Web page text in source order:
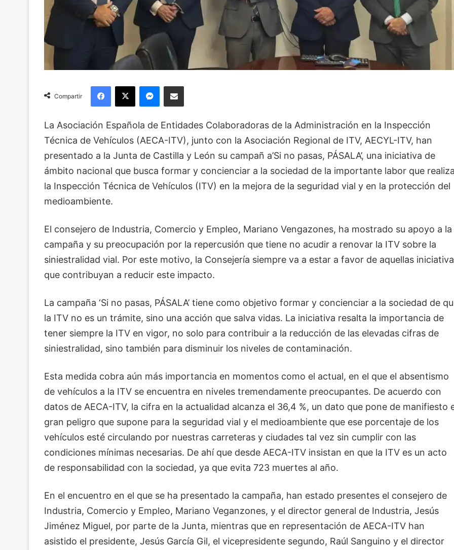
Compartir
Facebook
X Messenger
Compartir via Email
La Asociación Española de Entidades Colaboradoras de la Administración en la Inspección
Técnica de Vehículos (AECA-ITV), junto con la Asociación Regional de ITV, AECYL-ITV, han
presentado a la Junta de Castilla y León su campañ a’Si no pasas, PÁSALA’, una iniciativa de
ámbito nacional que busca formar y concienciar a la sociedad de la importante labor que
la Inspección Técnica de Vehículos (ITV) en la mejora de la seguridad vial y en la protección del
medioambiente.
El consejero de Industria, Comercio y Empleo, Mariano Vengazones, ha mostrado su apoyo a la
campaña y su preocupación por la repercusión que tiene no acudir a renovar la ITV sobre la
siniestralidad vial. Por este motivo, la Consejería siempre va a estar a favor de aquellas
que contribuyan a reducir este impacto.
La campaña ‘Si no pasas, PÁSALA’ tiene como objetivo formar y concienciar a la sociedad de
la ITV no es un trámite, sino una acción que salva vidas. La iniciativa resalta la importancia de
tener siempre la ITV en vigor, no solo para contribuir a la reducción de las elevadas cifras de
siniestralidad, sino también para disminuir los niveles de contaminación.
Esta medida cobra aún más importancia en momentos como el actual, en el que el absentismo
de vehículos a la ITV se encuentra en niveles tremendamente preocupantes. De acuerdo con
datos de AECA-ITV, la cifra en la actualidad alcanza el 36,4 %, un dato que pone de manifiesto
gran peligro que supone para la seguridad vial y el medioambiente que ese porcentaje de los
vehículos esté circulando por nuestras carreteras y ciudades tal vez sin cumplir con las
condiciones mínimas necesarias. De ahí que desde AECA-ITV insistan en que la ITV es un acto
de responsabilidad con la sociedad, ya que evita 723 muertes al año.
En el encuentro en el que se ha presentado la campaña, han estado presentes el consejero de
Industria, Comercio y Empleo, Mariano Veganzones, y el director general de Industria, Jesús
Jiménez Miguel, por parte de la Junta, mientras que en representación de AECA-ITV han
asistido el presidente, Jesús García Gil, el vicepresidente segundo, Raúl Sanguino y el director